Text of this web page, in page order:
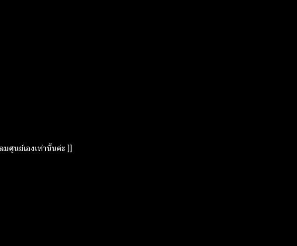
ศูนย์เองเท่านั้นค่ะ ]]